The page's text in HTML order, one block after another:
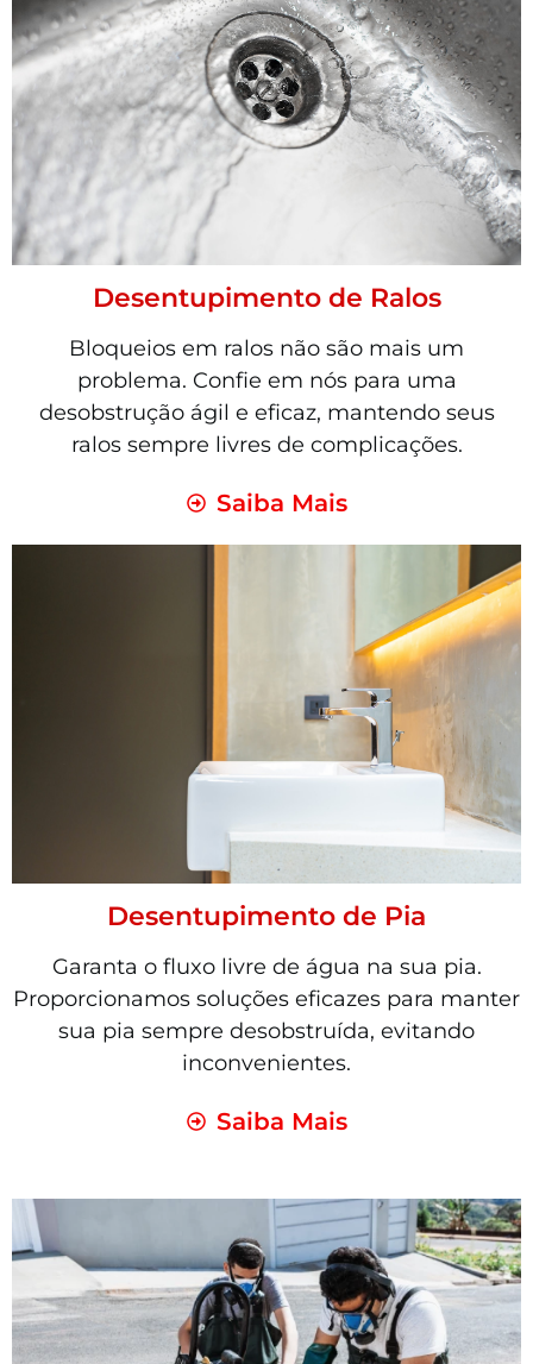
Desentupimento de Ralos
Bloqueios em ralos não são mais um
problema. Confie em nós para uma
desobstrução ágil e eficaz, mantendo seus
ralos sempre livres de complicações.
Saiba Mais
Desentupimento de Pia
Garanta o fluxo livre de água na sua pia.
Proporcionamos soluções eficazes para manter
sua pia sempre desobstruída, evitando
inconvenientes.
Saiba Mais